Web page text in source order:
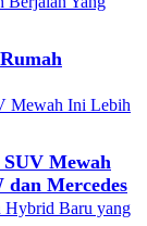
Mewah
Mercedes